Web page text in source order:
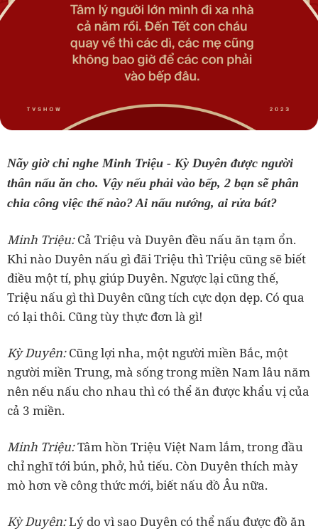
thân nấu ăn cho. Vậy nếu phải vào bếp, 2 bạn sẽ phân
chia công việc thế nào? Ai nấu nướng, ai rửa bát?
‏Minh Triệu:Cả Triệu và Duyên đều nấu ăn tạm ổn.
Khi nào Duyên nấu gì đãi Triệu thì Triệu cũng sẽ biết
điều một tí, phụ giúp Duyên. Ngược lại cũng thế,
Triệu nấu gì thì Duyên cũng tích cực dọn dẹp. Có qua
‏Kỳ Duyên:Cũng lợi nha, một người miền Bắc, một
người miền Trung, mà sống trong miền Nam lâu năm
nên nếu nấu cho nhau thì có thể ăn được khẩu vị của
‏Minh Triệu:Tâm hồn Triệu Việt Nam lắm, trong đầu
chỉ nghĩ tới bún, phở, hủ tiếu. Còn Duyên thích mày
‏Kỳ Duyên:Lý do vì sao Duyên có thể nấu được đồ ăn